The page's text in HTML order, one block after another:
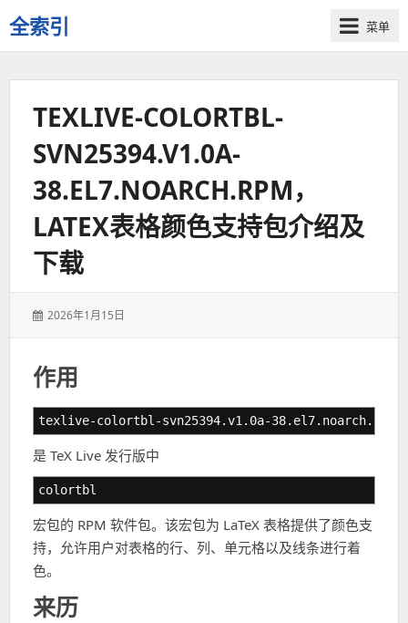
全索引
一
些
菜单
TEXLIVE-COLORTBL-
SVN25394.V1.0A-
38.EL7.NOARCH.RPM，
LATEX表格颜色支持包介绍及
下载
发
2026年1月15日
作用
texlive-colortbl-svn25394.v1.0a-38.el7.noarch.rpm
是 TeX Live 发行版中
colortbl
宏包的 RPM 软件包。该宏包为 LaTeX 表格提供了颜色支
持，允许用户对表格的行、列、单元格以及线条进行着
色。
来历